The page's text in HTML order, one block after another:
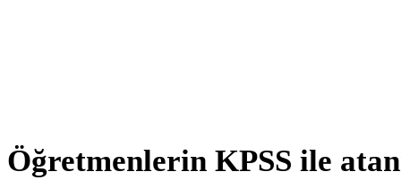
Öğretmenlerin KPSS ile